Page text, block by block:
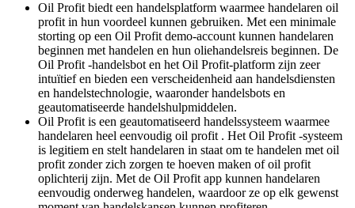
Oil Profit biedt een handelsplatform waarmee handelaren oil
profit in hun voordeel kunnen gebruiken. Met een minimale
storting op een Oil Profit demo-account kunnen handelaren
beginnen met handelen en hun oliehandelsreis beginnen. De
Oil Profit -handelsbot en het Oil Profit-platform zijn zeer
intuïtief en bieden een verscheidenheid aan handelsdiensten
en handelstechnologie, waaronder handelsbots en
geautomatiseerde handelshulpmiddelen.
Oil Profit is een geautomatiseerd handelssysteem waarmee
handelaren heel eenvoudig oil profit . Het Oil Profit -systeem
is legitiem en stelt handelaren in staat om te handelen met oil
profit zonder zich zorgen te hoeven maken of oil profit
oplichterij zijn. Met de Oil Profit app kunnen handelaren
eenvoudig onderweg handelen, waardoor ze op elk gewenst